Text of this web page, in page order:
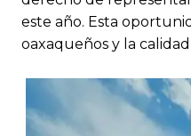
este año. Esta
oaxaqueños y la